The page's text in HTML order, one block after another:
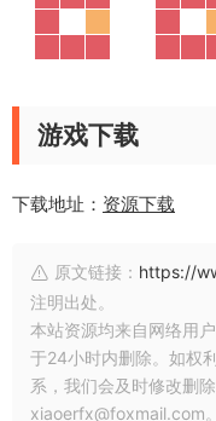
游戏下载
下载地址： 资源下载
原文链接： https://
注明出处。
本站资源均来自网络用
于24小时内删除。如权
系，我们会及时修改删
xiaoerfx@foxmail.com。